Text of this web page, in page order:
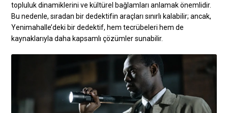
topluluk dinamiklerini ve kültürel bağlamları anlamak önemlidir.
Bu nedenle, sıradan bir dedektifin araçları sınırlı kalabilir; ancak,
Yenimahalle’deki bir dedektif, hem tecrübeleri hem de
kaynaklarıyla daha kapsamlı çözümler sunabilir.